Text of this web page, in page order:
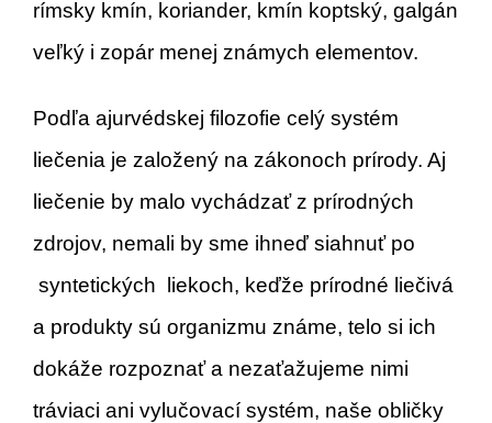
rímsky kmín, koriander, kmín koptský, galgán
veľký i zopár menej známych elementov.
Podľa ajurvédskej filozofie celý systém
liečenia je založený na zákonoch prírody. Aj
liečenie by malo vychádzať z prírodných
zdrojov, nemali by sme ihneď siahnuť po
syntetických liekoch, keďže prírodné liečivá
a produkty sú organizmu známe, telo si ich
dokáže rozpoznať a nezaťažujeme nimi
tráviaci ani vylučovací systém, naše obličky